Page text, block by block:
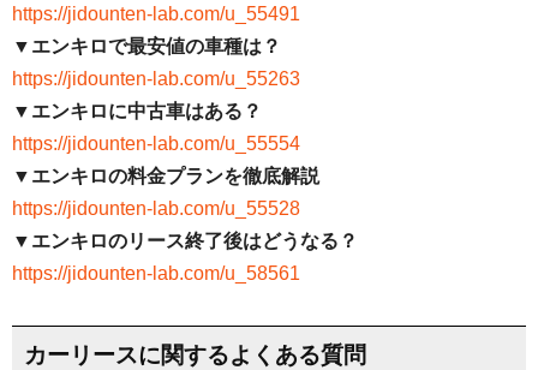
https://jidounten-lab.com/u_55491
▼エンキロで最安値の車種は？
https://jidounten-lab.com/u_55263
▼エンキロに中古車はある？
https://jidounten-lab.com/u_55554
▼エンキロの料金プランを徹底解説
https://jidounten-lab.com/u_55528
▼エンキロのリース終了後はどうなる？
https://jidounten-lab.com/u_58561
カーリースに関するよくある質問